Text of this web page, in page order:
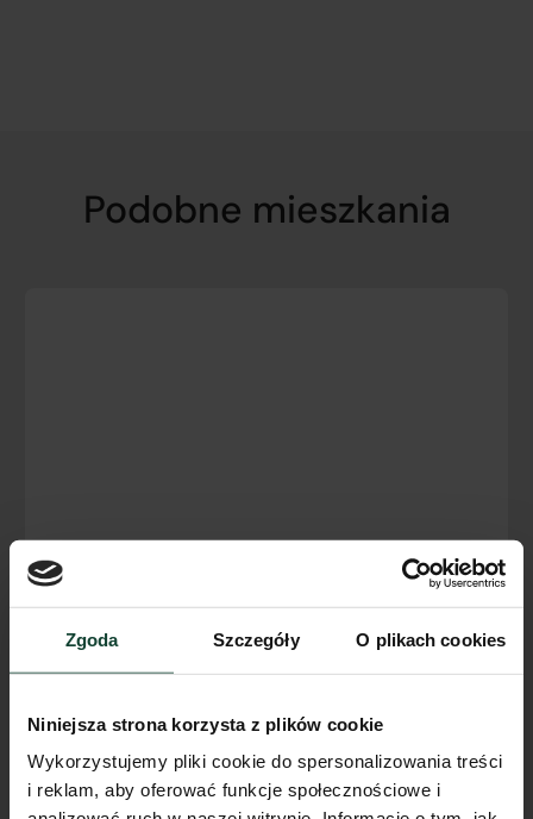
Zgoda Szczegóły O plikach cookies
Niniejsza strona korzysta z plików cookie
Wykorzystujemy pliki cookie do spersonalizowania treści
i reklam, aby oferować funkcje społecznościowe i
Podobne mieszkania